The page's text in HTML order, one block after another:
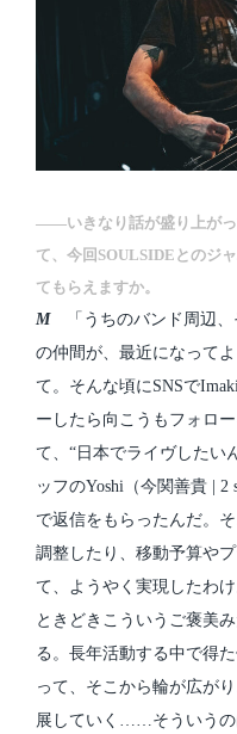
――いきなり話が盛り上がっ
て、今回SOULSIDEとのジ
てもらえますか。
M「うちのバンド周辺、
の仲間が、最近になって
て。そんな頃にSNSで
ーしたら向こうもフォロ
て、“日本でライヴしたい
ッフのYoshi（今関善貴 | 2
で返信をもらったんだ。
調整したり、移動予算や
て、ようやく実現したわ
ときどきこういうご褒美
る。長年活動する中で得
って、そこから輪が広が
展していく……そういうの